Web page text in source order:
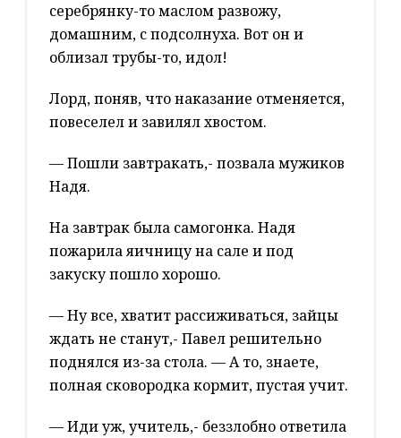
серебрянку-то маслом развожу,
домашним, с подсолнуха. Вот он и
облизал трубы-то, идол!
Лорд, поняв, что наказание отменяется,
повеселел и завилял хвостом.
— Пошли завтракать,- позвала мужиков
Надя.
На завтрак была самогонка. Надя
пожарила яичницу на сале и под
закуску пошло хорошо.
— Ну все, хватит рассиживаться, зайцы
ждать не станут,- Павел решительно
поднялся из-за стола. — А то, знаете,
полная сковородка кормит, пустая учит.
— Иди уж, учитель,- беззлобно ответила